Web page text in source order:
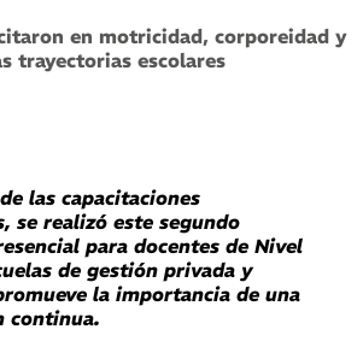
en motricidad, corporeidad y
trayectorias escolares
las capacitaciones
se realizó este segundo
para docentes de Nivel
de gestión privada y
la importancia de una
continua.